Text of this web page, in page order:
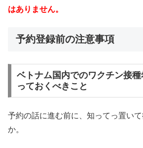
はありません。
予約登録前の注意事項
ベトナム国内でのワクチン接
っておくべきこと
予約の話に進む前に、知ってっ置い
か。